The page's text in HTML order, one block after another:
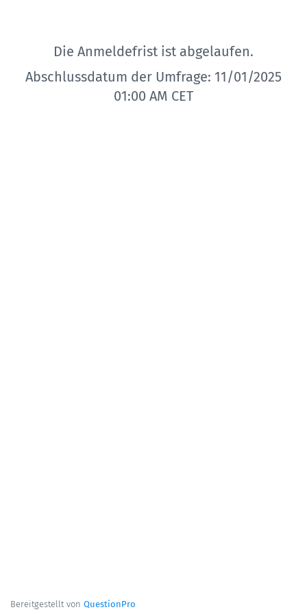
Die Anmeldefrist ist abgelaufen.
Abschlussdatum der Umfrage: 11/01/2025
01:00 AM CET
Bereitgestellt von QuestionPro